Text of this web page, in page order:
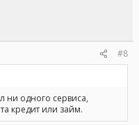
#8
ни одного сервиса,
кредит или займ.